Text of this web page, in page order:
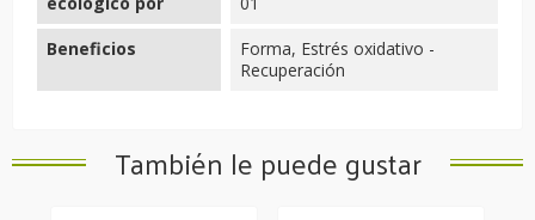
Beneficios
Forma, Estrés oxidativo -
Recuperación
También le puede gustar